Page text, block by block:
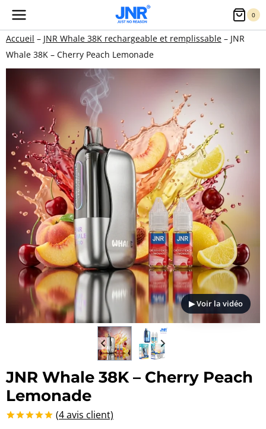
Aller
au
contenu
0
Accueil – JNR Whale 38K rechargeable et remplissable – JNR
Whale 38K – Cherry Peach Lemonade
▶ Voir la vidéo
JNR Whale 38K – Cherry Peach
Lemonade
(4avis client)